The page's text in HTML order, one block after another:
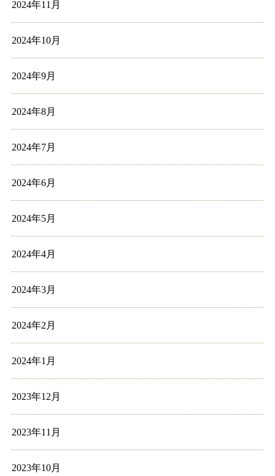
2024年11月
2024年10月
2024年9月
2024年8月
2024年7月
2024年6月
2024年5月
2024年4月
2024年3月
2024年2月
2024年1月
2023年12月
2023年11月
2023年10月